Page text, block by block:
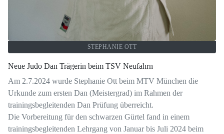
STEPHANIE OTT
Neue Judo Dan Trägerin beim TSV Neufahrn
Am 2.7.2024 wurde Stephanie Ott beim MTV München die
Urkunde zum ersten Dan (Meistergrad) im Rahmen der
trainingsbegleitenden Dan Prüfung überreicht.
Die Vorbereitung für den schwarzen Gürtel fand in einem
trainingsbegleitenden Lehrgang von Januar bis Juli 2024 beim